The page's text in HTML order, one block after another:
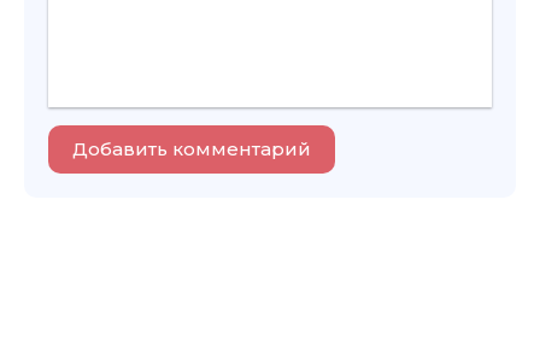
Добавить комментарий